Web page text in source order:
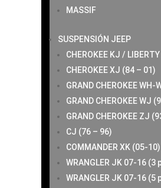
MASSIF
SUSPENSIÓN JEEP
CHEROKEE KJ /
CHEROKEE XJ (84 – 01)
GRAND CHEROKEE WH-
GRAND CHEROKEE WJ
GRAND CHEROKEE ZJ
CJ (76 – 96)
COMMANDER XK (05-10)
WRANGLER JK 07-16 (3
WRANGLER JK 07-16 (5